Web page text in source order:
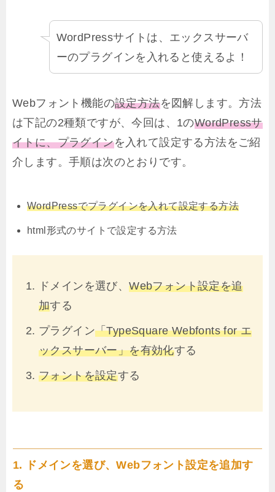
WordPressサイトは、エックスサーバ
ーのプラグインを入れると使えるよ！
Webフォント機能の設定方法を図解します。方法
は下記の2種類ですが、今回は、1のWordPressサ
イトに、プラグインを入れて設定する方法をご紹
介します。手順は次のとおりです。
WordPressでプラグインを入れて設定する方法
html形式のサイトで設定する方法
ドメインを選び、Webフォント設定を追
加する
プラグイン「TypeSquare Webfonts for エ
ックスサーバー」を有効化する
フォントを設定する
1. ドメインを選び、Webフォント設定を追加す
る